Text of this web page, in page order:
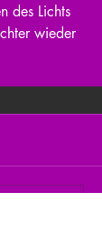
des Lichts
wieder